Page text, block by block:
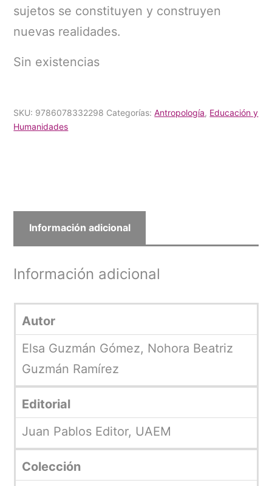
sujetos se constituyen y construyen
nuevas realidades.
Sin existencias
SKU: 9786078332298 Categorías:Antropología, Educación y
Humanidades
Información adicional
Información adicional
Autor
Elsa Guzmán Gómez, Nohora Beatriz
Guzmán Ramírez
Editorial
Juan Pablos Editor, UAEM
Colección